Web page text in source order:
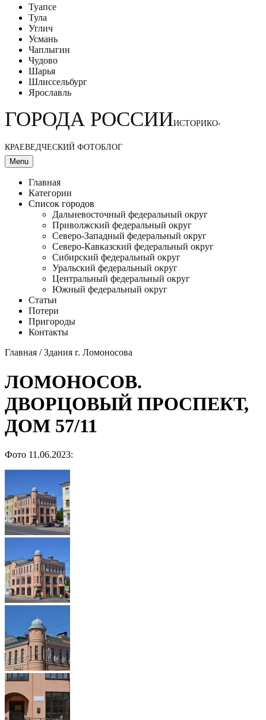
Туапсе
Тула
Углич
Усмань
Чаплыгин
Чудово
Шарья
Шлиссельбург
Ярославль
ГОРОДА РОССИИИСТОРИКО-
КРАЕВЕДЧЕСКИЙ ФОТОБЛОГ
Menu
Главная
Категории
Список городов
Дальневосточный федеральный округ
Приволжский федеральный округ
Северо-Западный федеральный округ
Северо-Кавказский федеральный округ
Сибирский федеральный округ
Уральский федеральный округ
Центральный федеральный округ
Южный федеральный округ
Статьи
Потери
Пригороды
Контакты
Главная /Здания г. Ломоносова
ЛОМОНОСОВ.
ДВОРЦОВЫЙ ПРОСПЕКТ,
ДОМ 57/11
Фото 11.06.2023: